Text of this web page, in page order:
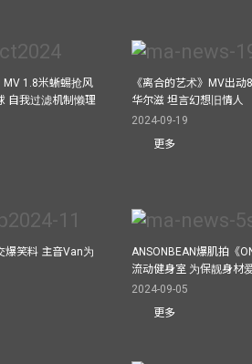
1.8米蜥蜴抢风
自我过滤机制懒理
《离合的艺术》MV出
华尔滋 坦言幻想旧情人
2024-09-19
更多
爆笑料 主音Van为
ANSONBEAN爆肌拍《
流动健身室 为保靓身材
2024-09-05
更多